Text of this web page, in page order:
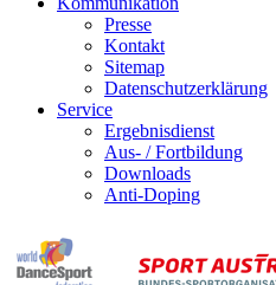
Presse
Kontakt
Sitemap
Datenschutzerklärung
Service
Ergebnisdienst
Aus- / Fortbildung
Downloads
Anti-Doping